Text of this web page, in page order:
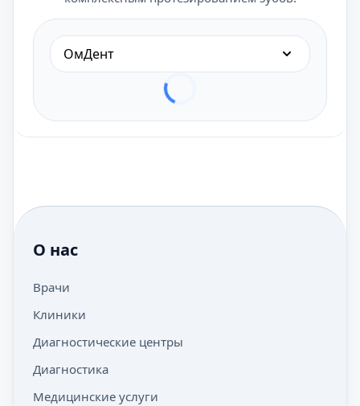
ОмДент
О нас
Врачи
Клиники
Диагностические центры
Диагностика
Медицинские услуги